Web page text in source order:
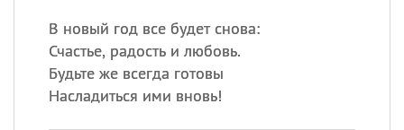
В новый год все будет снова:
Счастье, радость и любовь.
Будьте же всегда готовы
Насладиться ими вновь!